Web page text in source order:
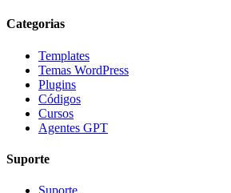
Categorias
Templates
Temas WordPress
Plugins
Códigos
Cursos
Agentes GPT
Suporte
Suporte